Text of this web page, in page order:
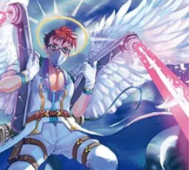
ー
ースター
ど